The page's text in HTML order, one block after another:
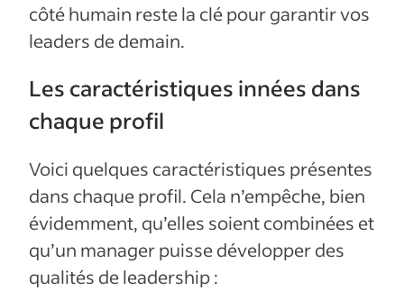
côté humain reste la clé pour garantir vos
leaders de demain.
Les caractéristiques innées dans
chaque profil
Voici quelques caractéristiques présentes
dans chaque profil. Cela n’empêche, bien
évidemment, qu’elles soient combinées et
qu’un manager puisse développer des
qualités de leadership :